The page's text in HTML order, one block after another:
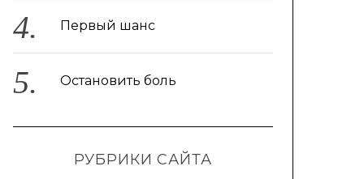
Первый шанс
Остановить боль
РУБРИКИ САЙТА